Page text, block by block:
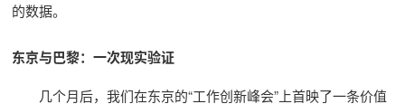
的数据。
东京与巴黎：一次现实验证
几个月后，我们在东京的“工作创新峰会”上首映了一条价值